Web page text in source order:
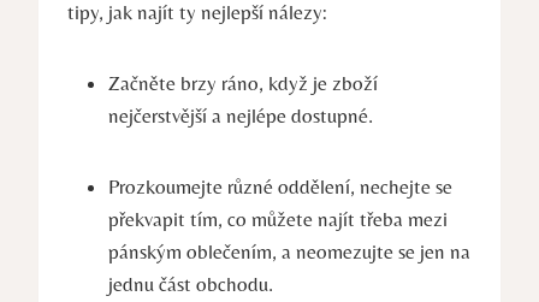
tipy, jak ⁣najít ty nejlepší ​nálezy:
Začněte ⁢brzy ráno, ​když je zboží
nejčerstvější a nejlépe dostupné.
Prozkoumejte různé⁣ oddělení, nechejte ⁤se
překvapit tím, co můžete najít třeba mezi‌
pánským oblečením, a⁣ neomezujte se jen na
jednu část obchodu.